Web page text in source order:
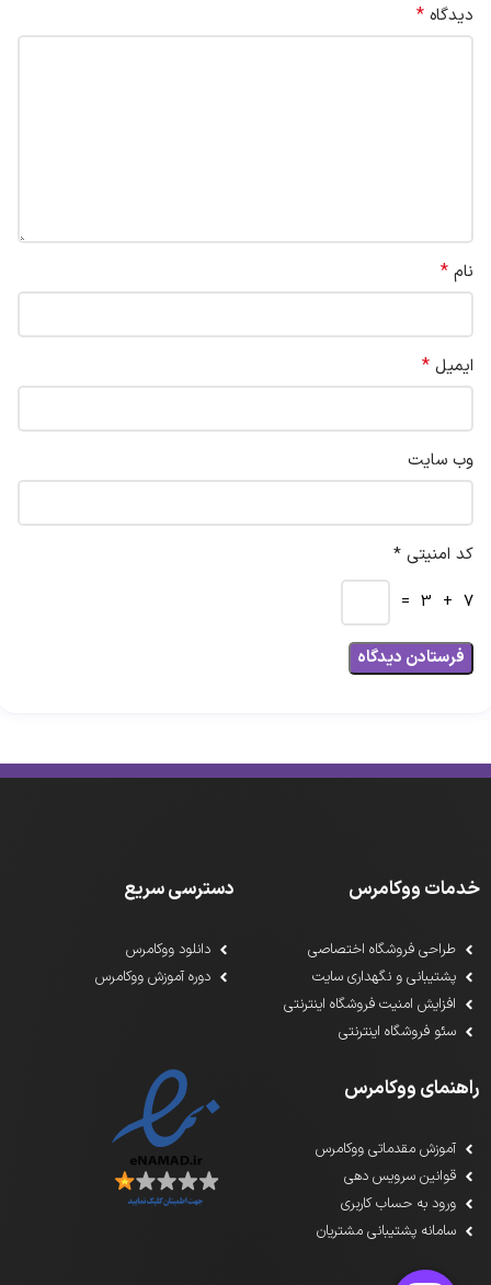
دیدگاه *
نام *
ایمیل *
وب‌ سایت
کد امنیتی *
7 + 3 =
خدمات ووکامرس
طراحی فروشگاه اختصاصی
پشتیبانی و نگهداری سایت
افزایش امنیت فروشگاه اینترنتی
سئو فروشگاه اینترنتی
دسترسی سریع
دانلود ووکامرس
دوره آموزش ووکامرس
راهنمای ووکامرس
آموزش مقدماتی ووکامرس
قوانین سرویس دهی
ورود به حساب کاربری
سامانه پشتیبانی مشتریان